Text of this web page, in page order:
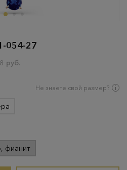
054-27
руб.
Не знаете свой размер?
фианит